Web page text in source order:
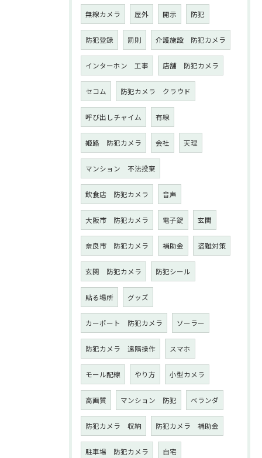
無線カメラ 屋外 開示 防犯
防犯登録 罰則 介護施設 防犯カメラ
インターホン 工事 店舗 防犯カメラ
セコム 防犯カメラ クラウド
呼び出しチャイム 有線
姫路 防犯カメラ 会社 天理
マンション 不法投棄
飲食店 防犯カメラ 音声
大阪市 防犯カメラ 電子錠 玄関
奈良市 防犯カメラ 補助金 盗難対策
玄関 防犯カメラ 防犯シール
貼る場所 グッズ
カーポート 防犯カメラ ソーラー
防犯カメラ 遠隔操作 スマホ
モール配線 やり方 小型カメラ
高画質 マンション 防犯 ベランダ
防犯カメラ 収納 防犯カメラ 補助金
駐車場 防犯カメラ 自宅